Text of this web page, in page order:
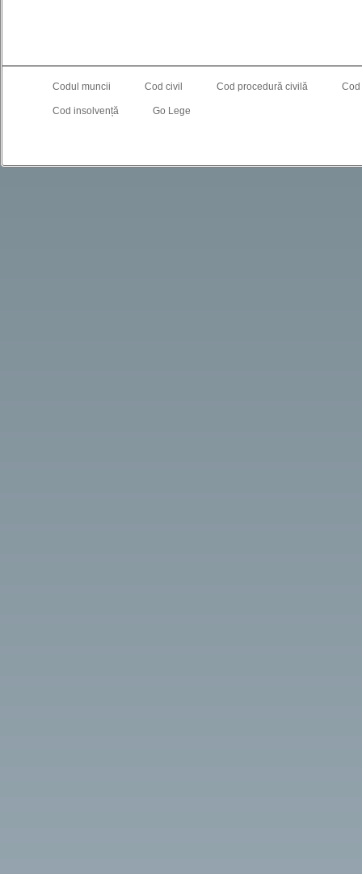
Codul muncii Cod civil Cod procedură civilă
Cod insolvență Go Lege